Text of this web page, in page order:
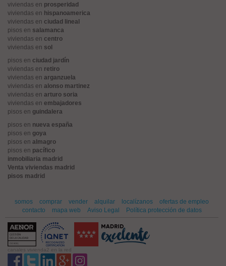
viviendas en prosperidad
viviendas en hispanoamerica
viviendas en ciudad lineal
pisos en salamanca
viviendas en centro
viviendas en sol
pisos en ciudad jardín
viviendas en retiro
viviendas en arganzuela
viviendas en alonso martinez
viviendas en arturo soria
viviendas en embajadores
pisos en guindalera
pisos en nueva españa
pisos en goya
pisos en almagro
pisos en pacífico
inmobiliaria madrid
Venta viviendas madrid
pisos madrid
somos comprar vender alquilar localízanos
ofertas de empleo
contacto
mapa web Aviso Legal Política protección de datos
canales vivienda2 en la red